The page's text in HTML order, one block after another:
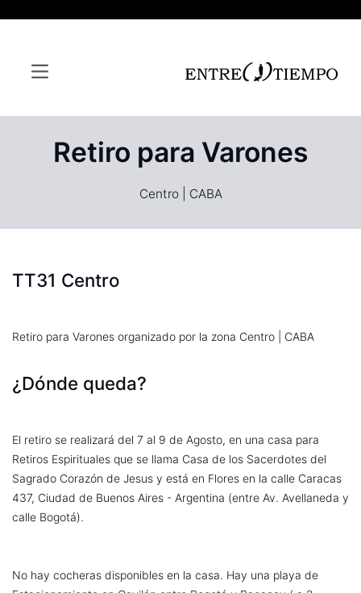
Retiro para Varones
Centro | CABA
TT31 Centro
Retiro para Varones organizado por la zona Centro | CABA
¿Dónde queda?
El retiro se realizará del 7 al 9 de Agosto, en una casa para
Retiros Espirituales que se llama Casa de los Sacerdotes del
Sagrado Corazón de Jesus y está en Flores en la calle Caracas
437, Ciudad de Buenos Aires - Argentina (entre Av. Avellaneda y
calle Bogotá).
No hay cocheras disponibles en la casa. Hay una playa de